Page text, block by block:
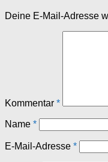
Deine E-Mail-Adresse
Kommentar *
Name *
E-Mail-Adresse *